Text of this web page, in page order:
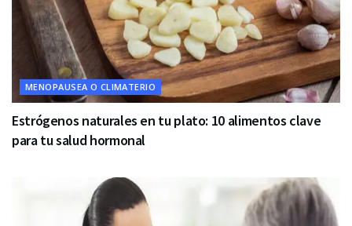
MENOPAUSEA O CLIMATERIO
Estrógenos naturales en tu plato: 10 alimentos clave
para tu salud hormonal